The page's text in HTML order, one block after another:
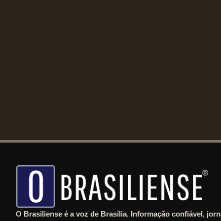
O Brasiliense é a voz de Brasília. Informação confiável,